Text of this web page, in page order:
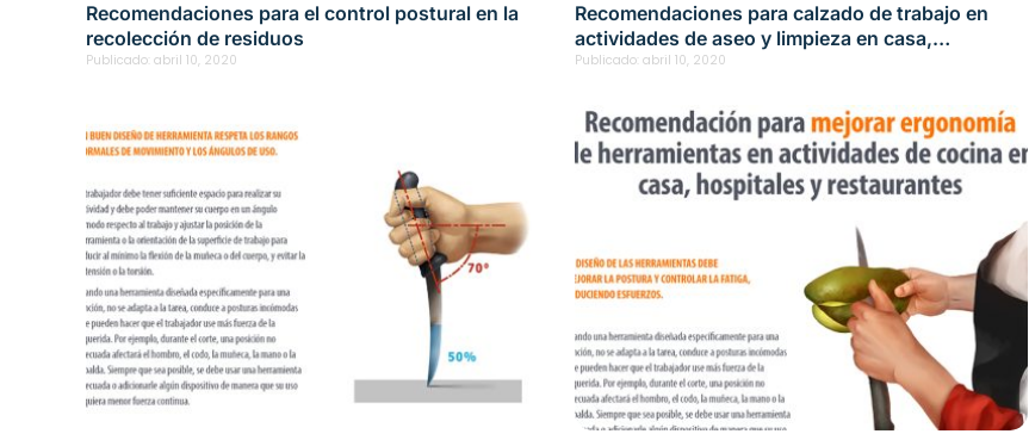
Recomendaciones para el control postural en la
recolección de residuos
Publicado: abril 10, 2020
Recomendaciones para calzado de trabajo en
actividades de aseo y limpieza en casa,
hospitales y restaurantes
Publicado: abril 10, 2020